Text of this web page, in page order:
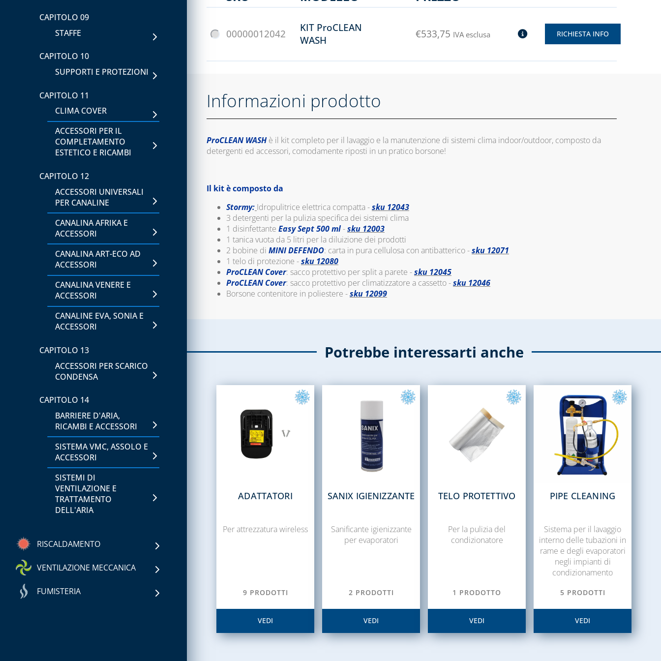
CAPITOLO 09
STAFFE
CAPITOLO 10
SUPPORTI E PROTEZIONI
CAPITOLO 11
CLIMA COVER
ACCESSORI PER IL
COMPLETAMENTO
ESTETICO E RICAMBI
CAPITOLO 12
ACCESSORI UNIVERSALI
PER CANALINE
CANALINA AFRIKA E
ACCESSORI
CANALINA ART-ECO AD
ACCESSORI
CANALINA VENERE E
ACCESSORI
CANALINE EVA, SONIA E
ACCESSORI
CAPITOLO 13
ACCESSORI PER SCARICO
CONDENSA
CAPITOLO 14
BARRIERE D'ARIA,
RICAMBI E ACCESSORI
SISTEMA VMC, ASSOLO E
ACCESSORI
SISTEMI DI
VENTILAZIONE E
TRATTAMENTO
DELL'ARIA
RISCALDAMENTO
CAPITOLO 01
SERBATOI E
VENTILAZIONE MECCANICA
ACCESSORI PER SISTEMI
FUMISTERIA
00000012042
KIT ProCLEAN
WASH
€533,75 IVA esclusa RICHIESTA INFO
Informazioni prodotto
ProCLEAN WASHè il kit completo per il lavaggio e la manutenzione di sistemi clima indoor/outdoor, composto da
detergenti ed accessori, comodamente riposti in un pratico borsone!
Il kit è composto da
Stormy: Idropulitrice elettrica compatta -sku 12043
3 detergenti per la pulizia specifica dei sistemi clima
1 disinfettante Easy Sept500 ml-sku 12003
1 tanica vuota da 5 litri per la diluizione dei prodotti
2 bobine di MINI DEFENDO: carta in pura cellulosa con antibatterico -sku 12071
1 telo di protezione -sku 12080
ProCLEAN Cover: sacco protettivo per split a parete -sku 12045
ProCLEAN Cover: sacco protettivo per climatizzatore a cassetto -sku 12046
Borsone contenitore in poliestere -sku 12099
Potrebbe interessarti anche
ADATTATORI
Per attrezzatura wireless
9 PRODOTTI
VEDI
SANIX IGIENIZZANTE
Sanificante igienizzante
per evaporatori
2 PRODOTTI
VEDI
TELO PROTETTIVO
Per la pulizia del
condizionatore
1 PRODOTTO
VEDI
PIPE CLEANING
Sistema per il lavaggio
interno delle tubazioni in
rame e degli evaporatori
negli impianti di
condizionamento
5 PRODOTTI
VEDI